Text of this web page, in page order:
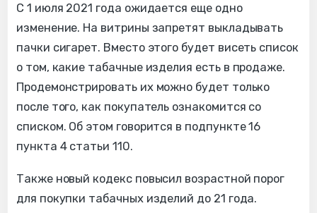
С 1 июля 2021 года ожидается еще одно
изменение. На витрины запретят выкладывать
пачки сигарет. Вместо этого будет висеть список
о том, какие табачные изделия есть в продаже.
Продемонстрировать их можно будет только
после того, как покупатель ознакомится со
списком. Об этом говорится в подпункте 16
пункта 4 статьи 110.
Также новый кодекс повысил возрастной порог
для покупки табачных изделий до 21 года.